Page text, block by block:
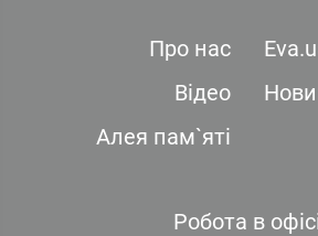
Про нас
Відео
Алея пам`яті
Робота в